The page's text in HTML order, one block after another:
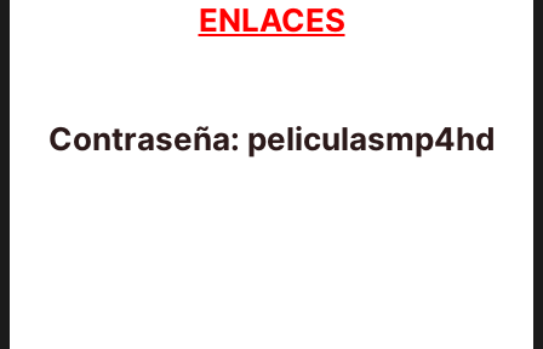
ENLACES
Contraseña: peliculasmp4hd